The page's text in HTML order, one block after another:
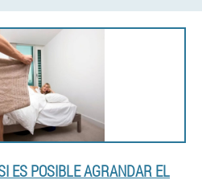
ES POSIBLE AGRANDAR EL